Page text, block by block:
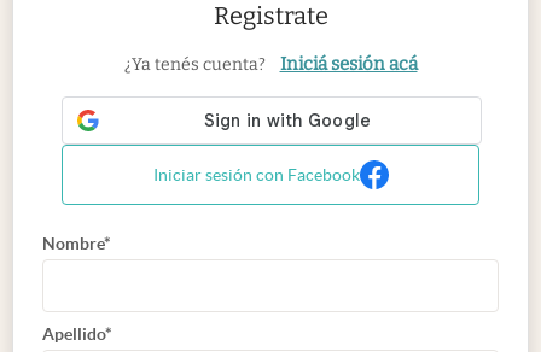
Registrate
¿Ya tenés cuenta? Iniciá sesión acá
Iniciar sesión con Facebook
Nombre*
Apellido*